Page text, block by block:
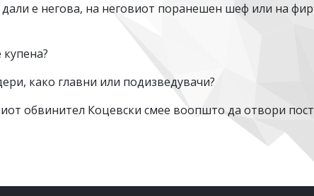
дали е негова, на неговиот поранешен шеф или на
како главни или подизведувачи?
обвинител Коцевски смее воопшто да отвори